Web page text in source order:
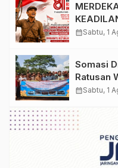
calendar_monthSabtu, 1
Somasi
Ratusan
Beri
calendar_monthSabtu, 1